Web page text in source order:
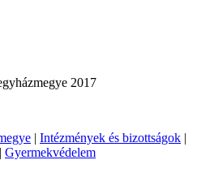
2017
| Intézmények és bizottságok |
| Gyermekvédelem